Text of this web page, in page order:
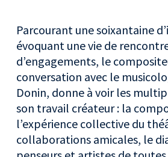
Parcourant une soixantaine
évoquant une vie de
d’engagements, le
conversation avec le
Donin, donne à voir les
son travail créateur : la
l’expérience collective du
collaborations amicales, le